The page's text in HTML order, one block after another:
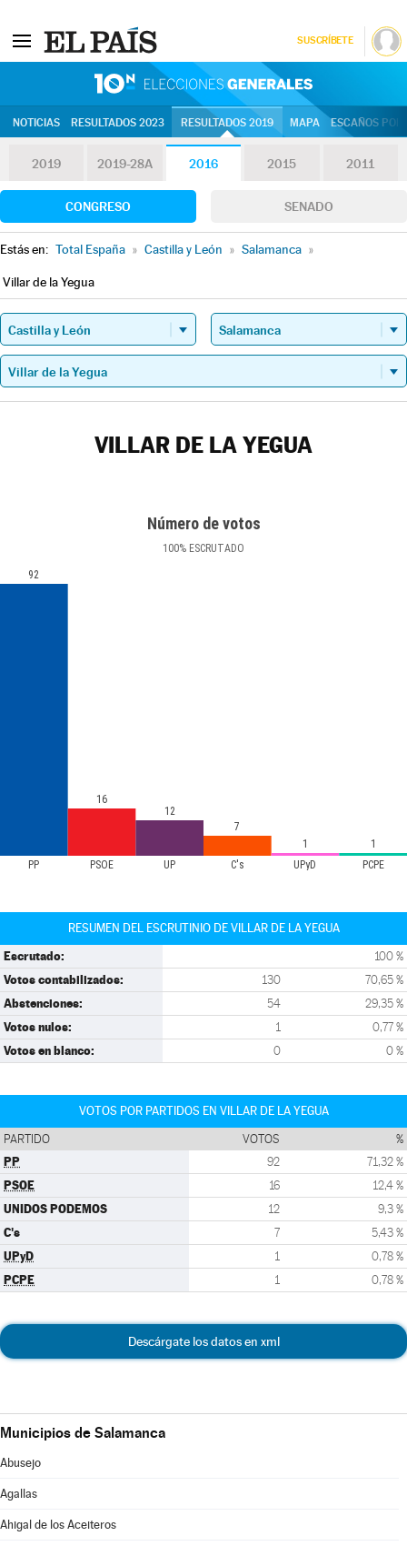
SUSCRÍBETE
NOTICIAS RESULTADOS 2023 RESULTADOS 2019 MAPA ESCAÑOS
2019 2019-28A 2016 2015 2011
CONGRESO SENADO
Estás en: Total España » Castilla y León » Salamanca »
Villar de la Yegua
VILLAR DE LA YEGUA
Número de votos
100% ESCRUTADO
PP PSOE UP C's UPyD PCPE
92
16
12
7
1
1
RESUMEN DEL ESCRUTINIO DE VILLAR DE LA YEGUA
Escrutado: 100 %
Votos contabilizados: 130 70,65 %
Abstenciones: 54 29,35 %
Votos nulos: 1 0,77 %
Votos en blanco: 0 0 %
VOTOS POR PARTIDOS EN VILLAR DE LA YEGUA
PARTIDO VOTOS %
PP 92 71,32 %
PSOE 16 12,4 %
UNIDOS PODEMOS 12 9,3 %
C's 7 5,43 %
UPyD 1 0,78 %
PCPE 1 0,78 %
Descárgate los datos en xml
Municipios de Salamanca
Abusejo
Agallas
Ahigal de los Aceiteros